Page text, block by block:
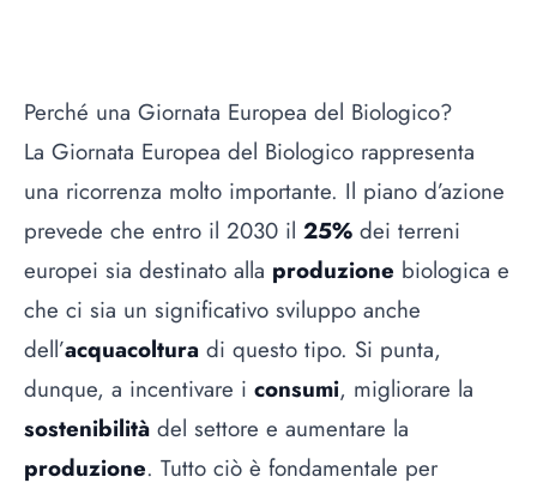
Perché una Giornata Europea del Biologico?
La Giornata Europea del Biologico rappresenta
una ricorrenza molto importante. Il piano d’azione
prevede che entro il 2030 il 25% dei terreni
europei sia destinato alla produzione biologica e
che ci sia un significativo sviluppo anche
dell’acquacoltura di questo tipo. Si punta,
dunque, a incentivare i consumi, migliorare la
sostenibilità del settore e aumentare la
produzione. Tutto ciò è fondamentale per